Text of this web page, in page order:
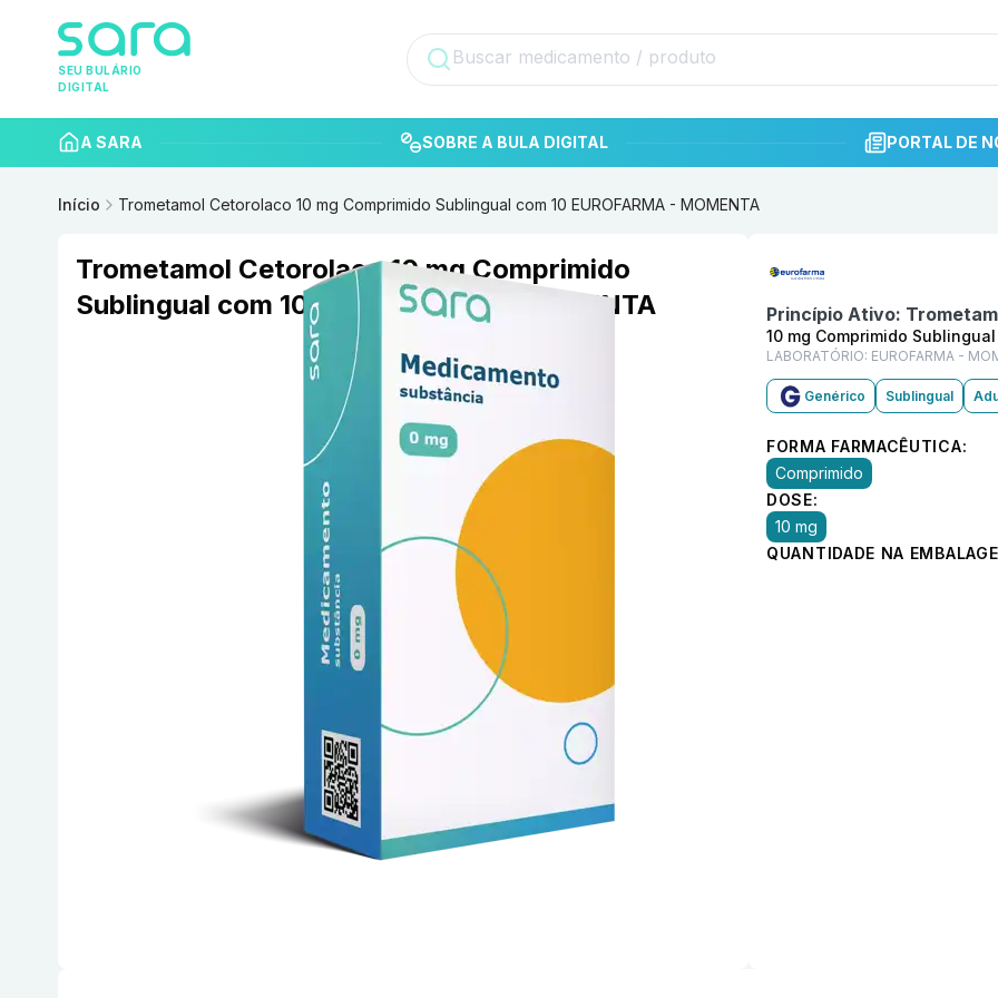
SEU BULÁRIO
DIGITAL
A SARA SOBRE A BULA DIGITAL PORTAL DE
Início Trometamol Cetorolaco 10 mg Comprimido Sublingual com 10 EUROFARMA - MOMENTA
Trometamol Cetorolaco 10 mg Comprimido
Sublingual com 10 EUROFARMA - MOMENTA
Princípio Ativo:
10 mg Comprimido Sublingual
LABORATÓRIO: EUROFARMA -
Genérico Sublingual
FORMA FARMACÊUTICA:
Comprimido
DOSE:
10 mg
QUANTIDADE NA